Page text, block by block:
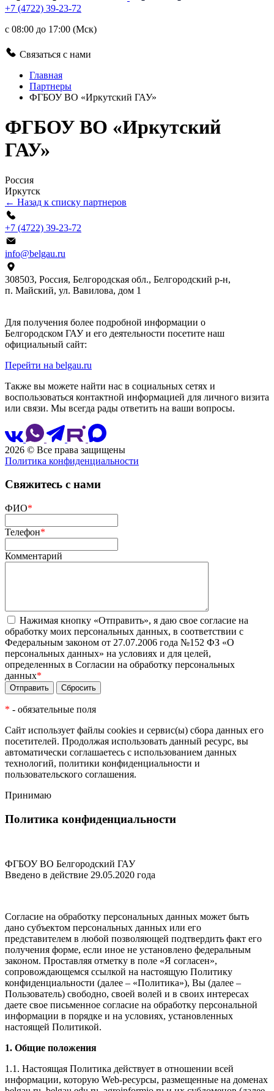
+7 (4722) 39-23-72
с 08:00 до 17:00 (Мск)
Связаться с нами
Главная
Партнеры
ФГБОУ ВО «Иркутский ГАУ»
ФГБОУ ВО «Иркутский
ГАУ»
Россия
Иркутск
← Назад к списку партнеров
+7 (4722) 39-23-72
info@belgau.ru
308503, Россия, Белгородская обл., Белгородский р‑н,
п. Майский, ул. Вавилова, дом 1
Для получения более подробной информации о
Белгородском ГАУ и его деятельности посетите наш
официальный сайт:
Перейти на belgau.ru
Также вы можете найти нас в социальных сетях и
воспользоваться контактной информацией для личного визита
или связи. Мы всегда рады ответить на ваши вопросы.
2026 © Все права защищены
Политика конфиденциальности
Свяжитесь с нами
ФИО*
Телефон*
Комментарий
Нажимая кнопку «Отправить», я даю свое согласие на
обработку моих персональных данных, в соответствии с
Федеральным законом от 27.07.2006 года №152 ФЗ «О
персональных данных» на условиях и для целей,
определенных в Согласии на обработку персональных
данных*
* - обязательные поля
Сайт использует файлы cookies и сервис(ы) сбора данных его
посетителей. Продолжая использовать данный ресурс, вы
автоматически соглашаетесь с использованием данных
технологий, политики конфиденциальности и
пользовательского соглашения.
Принимаю
Политика конфиденциальности
ФГБОУ ВО Белгородский ГАУ
Введено в действие 29.05.2020 года
Согласие на обработку персональных данных может быть
дано субъектом персональных данных или его
представителем в любой позволяющей подтвердить факт его
получения форме, если иное не установлено федеральным
законом. Проставляя отметку в поле «Я согласен»,
сопровождающемся ссылкой на настоящую Политику
конфиденциальности (далее – «Политика»), Вы (далее –
Пользователь) свободно, своей волей и в своих интересах
даете свое письменное согласие на обработку персональной
информации в порядке и на условиях, установленных
настоящей Политикой.
1. Общие положения
1.1. Настоящая Политика действует в отношении всей
информации, которую Web-ресурсы, размещенные на доменах